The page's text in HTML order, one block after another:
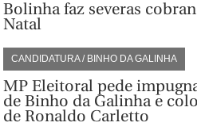
Bolinha faz severas
Natal
CANDIDATURA / BINHO DA GALINHA
MP Eleitoral pede
de Binho da Galinha e
de Ronaldo Carletto